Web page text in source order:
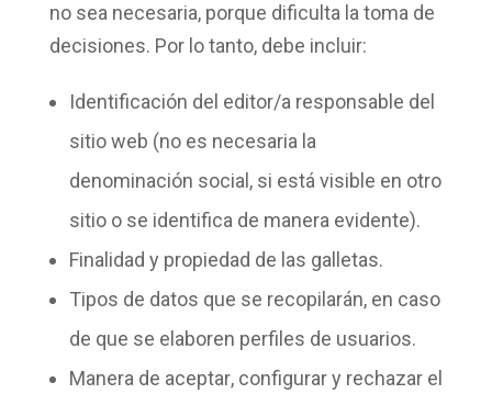
no sea necesaria, porque dificulta la toma de
decisiones. Por lo tanto, debe incluir:
Identificación del editor/a responsable del
sitio web (no es necesaria la
denominación social, si está visible en otro
sitio o se identifica de manera evidente).
Finalidad y propiedad de las galletas.
Tipos de datos que se recopilarán, en caso
de que se elaboren perfiles de usuarios.
Manera de aceptar, configurar y rechazar el